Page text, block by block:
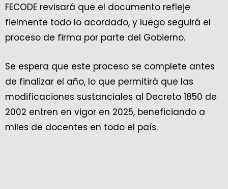
FECODE revisará que el documento refleje
fielmente todo lo acordado, y luego seguirá el
proceso de firma por parte del Gobierno.
Se espera que este proceso se complete antes
de finalizar el año, lo que permitirá que las
modificaciones sustanciales al Decreto 1850 de
2002 entren en vigor en 2025, beneficiando a
miles de docentes en todo el país.